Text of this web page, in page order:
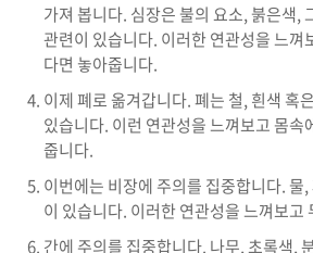
가져 봅니다. 심장은 불의 요소, 붉은색,
관련이 있습니다. 이러한 연관성을 느껴
다면 놓아줍니다.
이제 폐로 옮겨갑니다. 폐는 철, 흰색 혹
있습니다. 이런 연관성을 느껴보고 몸속
줍니다.
이번에는 비장에 주의를 집중합니다. 물
이 있습니다. 이러한 연관성을 느껴보고
간에 주의를 집중합니다. 나무, 초록색,